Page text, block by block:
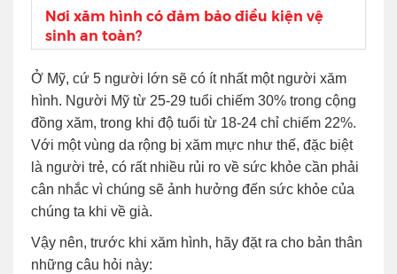
Nơi xăm hình có đảm bảo điều kiện vệ
sinh an toàn?
Ở Mỹ, cứ 5 người lớn sẽ có ít nhất một người xăm
hình. Người Mỹ từ 25-29 tuổi chiếm 30% trong cộng
đồng xăm, trong khi độ tuổi từ 18-24 chỉ chiếm 22%.
Với một vùng da rộng bị xăm mực như thế, đặc biệt
là người trẻ, có rất nhiều rủi ro về sức khỏe cần phải
cân nhắc vì chúng sẽ ảnh hưởng đến sức khỏe của
chúng ta khi về già.
Vậy nên, trước khi xăm hình, hãy đặt ra cho bản thân
những câu hỏi này: